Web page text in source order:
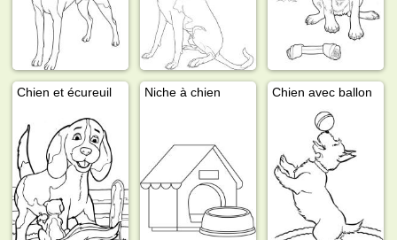
Chien et écureuil Niche à chien Chien avec ballon